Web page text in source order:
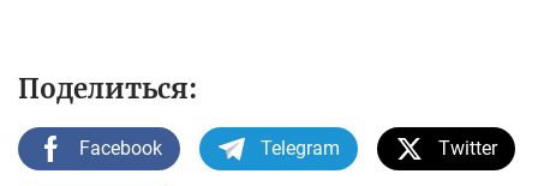
Поделиться:
Facebook Telegram Twitter